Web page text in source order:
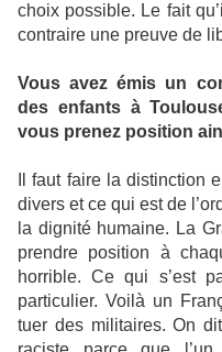
choix possible. Le fait
contraire une preuve de
Vous avez émis un
des enfants à
vous prenez position
Il faut faire la distinction
divers et ce qui est de
la dignité humaine. La
prendre position à
horrible. Ce qui s’est
particulier. Voilà un
tuer des militaires. On